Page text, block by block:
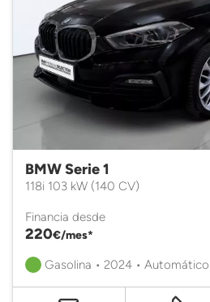
BMW Serie 1
118i 103 kW (140 CV)
Financia desde
220€/mes*
Gasolina • 2024 • Automático